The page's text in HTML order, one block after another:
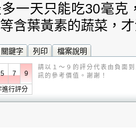
一天只能吃30毫克
含葉黃素的蔬菜，
關鍵字 列印 檔案說明
5 7 9
進行評分
請以１～９的評分代表由負面
訊的參考價值。謝謝！